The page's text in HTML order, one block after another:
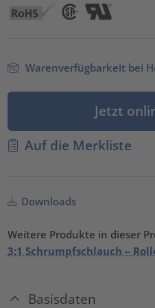
Warenverfügbarkeit bei
Jetzt
Auf die Merkliste
Downloads
Weitere Produkte in dieser
3:1 Schrumpfschlauch –
Basisdaten